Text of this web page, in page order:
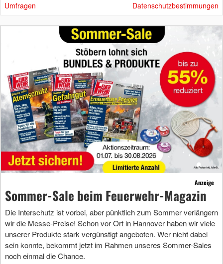
Umfragen Datenschutzbestimmungen
Anzeige
Sommer-Sale beim Feuerwehr-Magazin
Die Interschutz ist vorbei, aber pünktlich zum Sommer verlängern
wir die Messe-Preise! Schon vor Ort in Hannover haben wir viele
unserer Produkte stark vergünstigt angeboten. Wer nicht dabei
sein konnte, bekommt jetzt im Rahmen unseres Sommer-Sales
noch einmal die Chance.